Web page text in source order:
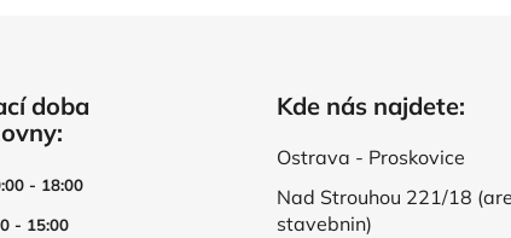
k
v
ý
p
doba
- 18:00
- 15:00
Kde nás najdete:
Ostrava - Proskovice
Nad Strouhou 221/18
stavebnin)